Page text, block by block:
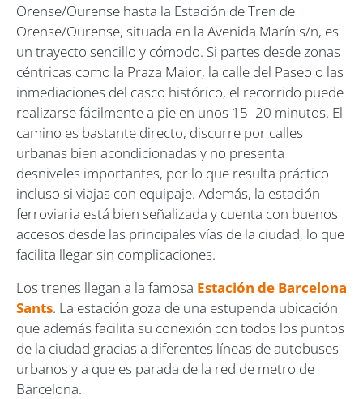
Orense/Ourense hasta la Estación de Tren de
Orense/Ourense, situada en la Avenida Marín s/n, es
un trayecto sencillo y cómodo. Si partes desde zonas
céntricas como la Praza Maior, la calle del Paseo o las
inmediaciones del casco histórico, el recorrido puede
realizarse fácilmente a pie en unos 15–20 minutos. El
camino es bastante directo, discurre por calles
urbanas bien acondicionadas y no presenta
desniveles importantes, por lo que resulta práctico
incluso si viajas con equipaje. Además, la estación
ferroviaria está bien señalizada y cuenta con buenos
accesos desde las principales vías de la ciudad, lo que
facilita llegar sin complicaciones.
Los trenes llegan a la famosa Estación de Barcelona
Sants. La estación goza de una estupenda ubicación
que además facilita su conexión con todos los puntos
de la ciudad gracias a diferentes líneas de autobuses
urbanos y a que es parada de la red de metro de
Barcelona.